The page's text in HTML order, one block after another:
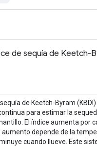
de sequía de Keetch-
de Keetch-Byram
para estimar la
El índice aumenta por
aumento depende de la
cuando llueve. Este